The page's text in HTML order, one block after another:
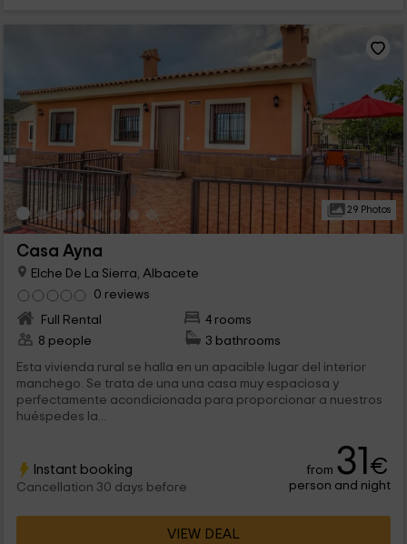
29 Photos
Casa Ayna
Elche De La Sierra, Albacete
0 reviews
Full Rental
4 rooms
8 people
3 bathrooms
Esta vivienda rural se halla en un apacible lugar del interior
manchego. Se trata de una una casa muy espaciosa y
perfectamente acondicionada para proporcionar a nuestros
huéspedes la...
Instant booking
Cancellation 30 days before
from 31€
person and night
VIEW DEAL